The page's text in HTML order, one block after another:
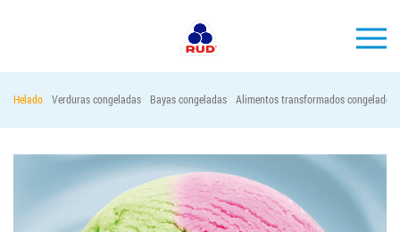
PRODUCCIÓN
EMPRESA
Horeca
Helado Verduras congeladas Bayas congeladas Alimentos transformados congelados